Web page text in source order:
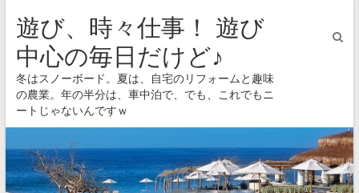
遊び、時々仕事！ 遊び
中心の毎日だけど♪
冬はスノーボード。夏は、自宅のリフォームと趣味
の農業。年の半分は、車中泊で、でも、これでもニ
ートじゃないんですｗ